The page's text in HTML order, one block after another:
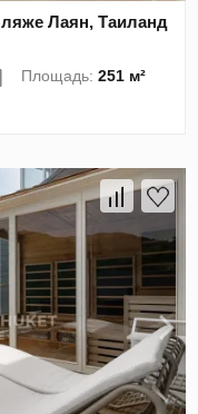
Лаян, Таиланд
Площадь:251 м²